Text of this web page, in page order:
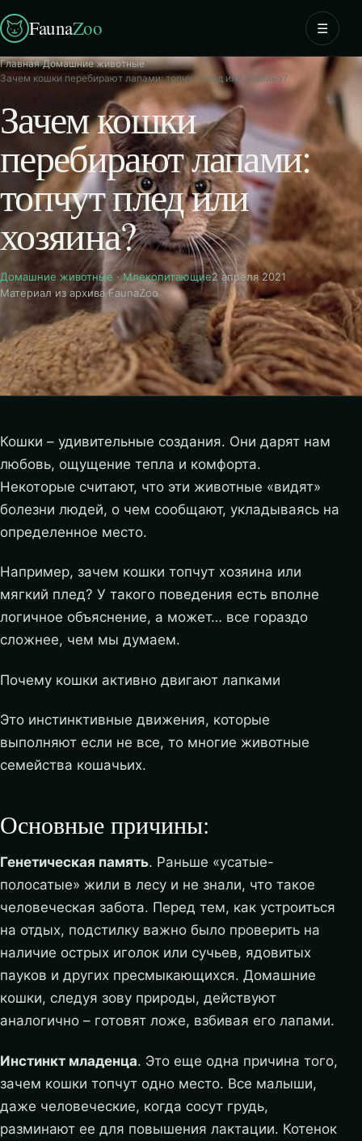
FaunaZoo ☰
Главная›Домашние животные›
Зачем кошки перебирают лапами: топчут плед или хозяина?
Зачем кошки
перебирают лапами:
топчут плед или
хозяина?
Домашние животные ·Млекопитающие2 апреля 2021
Материал из архива FaunaZoo
Кошки – удивительные создания. Они дарят нам
любовь, ощущение тепла и комфорта.
Некоторые считают, что эти животные «видят»
болезни людей, о чем сообщают, укладываясь на
определенное место.
Например, зачем кошки топчут хозяина или
мягкий плед? У такого поведения есть вполне
логичное объяснение, а может… все гораздо
сложнее, чем мы думаем.
Почему кошки активно двигают лапками
Это инстинктивные движения, которые
выполняют если не все, то многие животные
семейства кошачьих.
Основные причины:
Генетическая память. Раньше «усатые-
полосатые» жили в лесу и не знали, что такое
человеческая забота. Перед тем, как устроиться
на отдых, подстилку важно было проверить на
наличие острых иголок или сучьев, ядовитых
пауков и других пресмыкающихся. Домашние
кошки, следуя зову природы, действуют
аналогично – готовят ложе, взбивая его лапами.
Инстинкт младенца. Это еще одна причина того,
зачем кошки топчут одно место. Все малыши,
даже человеческие, когда сосут грудь,
разминают ее для повышения лактации. Котенок